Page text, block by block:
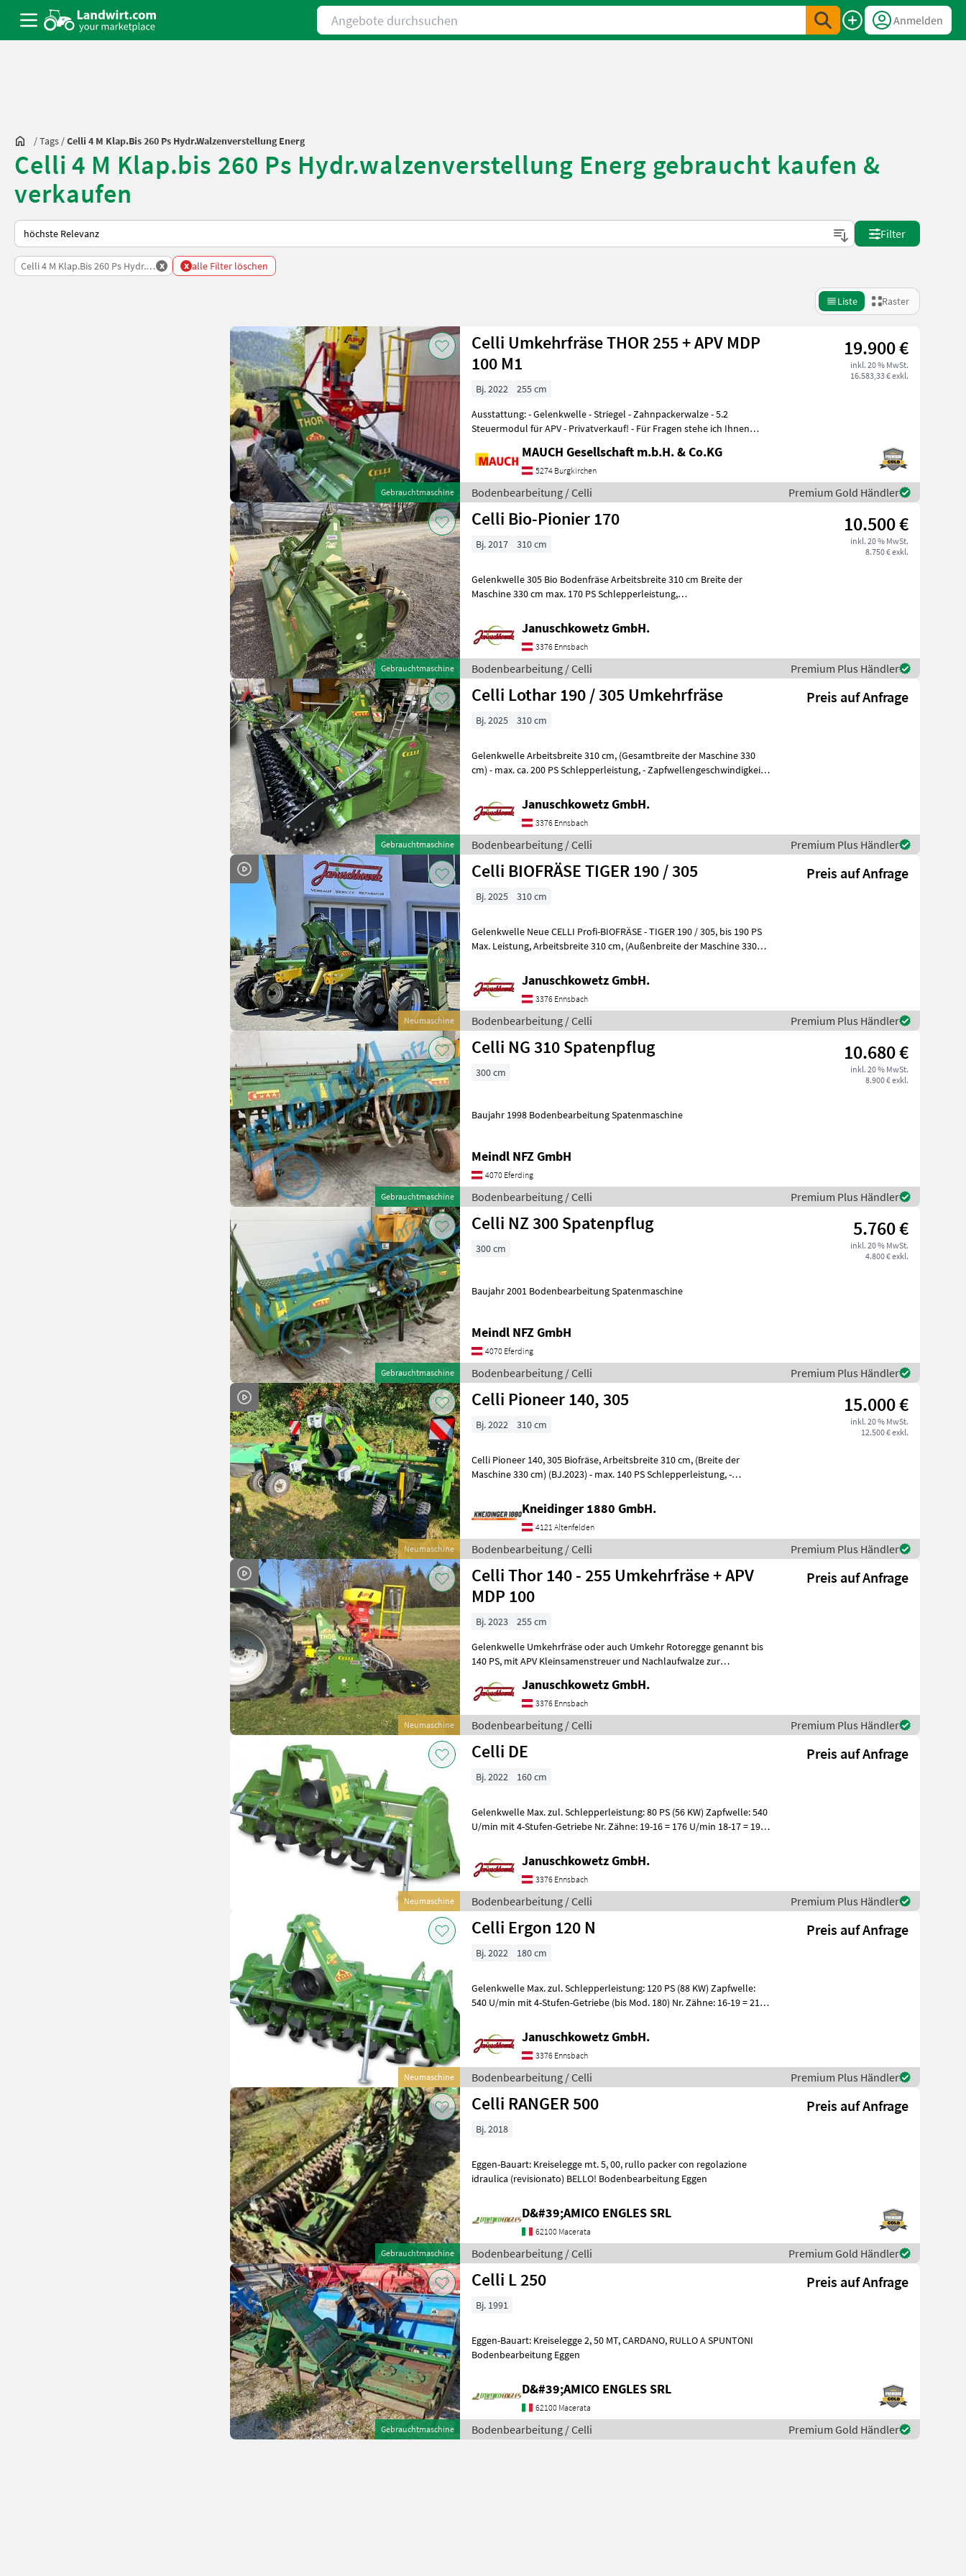
Angebote durchsuchen
Anmelden
/Tags /Celli 4 M Klap.bis 260 Ps Hydr.walzenverstellung Energ
Celli 4 M Klap.bis 260 Ps Hydr.walzenverstellung Energ gebraucht kaufen &
verkaufen
So wird auf Landwirt.com sortiert
Filter
Celli 4 M Klap.bis 260 Ps Hydr.walzenverstellung Energ
x x alle Filter löschen
Liste Raster
Gebrauchtmaschine
Celli Umkehrfräse THOR 255 + APV MDP
100 M1
19.900 €
inkl. 20 % MwSt.
16.583,33 € exkl.
Bj. 2022
255 cm
Ausstattung: - Gelenkwelle - Striegel - Zahnpackerwalze - 5.2
Steuermodul für APV - Privatverkauf! - Für Fragen stehe ich Ihnen
MAUCH Gesellschaft m.b.H. & Co.KG
5274 Burgkirchen
Bodenbearbeitung / Celli Premium Gold Händler
Gebrauchtmaschine
Celli Bio-Pionier 170 10.500 €
inkl. 20 % MwSt.
8.750 € exkl.
Bj. 2017 310 cm
Gelenkwelle 305 Bio Bodenfräse Arbeitsbreite 310 cm Breite der
Maschine 330 cm max. 170 PS Schlepperleistung,
Januschkowetz GmbH.
3376 Ennsbach
Bodenbearbeitung / Celli Premium Plus Händler
Gebrauchtmaschine
Celli Lothar 190 / 305 Umkehrfräse Preis auf Anfrage
Bj. 2025 310 cm
Gelenkwelle Arbeitsbreite 310 cm, (Gesamtbreite der Maschine 330
cm) - max. ca. 200 PS Schlepperleistung, - Zapfwellengeschwindigkeit
Januschkowetz GmbH.
3376 Ennsbach
Bodenbearbeitung / Celli Premium Plus Händler
Neumaschine
Celli BIOFRÄSE TIGER 190 / 305 Preis auf Anfrage
Bj. 2025 310 cm
Gelenkwelle Neue CELLI Profi-BIOFRÄSE - TIGER 190 / 305, bis 190 PS
Max. Leistung, Arbeitsbreite 310 cm, (Außenbreite der Maschine 330
Januschkowetz GmbH.
3376 Ennsbach
Bodenbearbeitung / Celli Premium Plus Händler
Gebrauchtmaschine
Celli NG 310 Spatenpflug 10.680 €
inkl. 20 % MwSt.
8.900 € exkl.
300 cm
Baujahr 1998 Bodenbearbeitung Spatenmaschine
Meindl NFZ GmbH
4070 Eferding
Bodenbearbeitung / Celli Premium Plus Händler
Gebrauchtmaschine
Celli NZ 300 Spatenpflug 5.760 €
inkl. 20 % MwSt.
4.800 € exkl.
300 cm
Baujahr 2001 Bodenbearbeitung Spatenmaschine
Meindl NFZ GmbH
4070 Eferding
Bodenbearbeitung / Celli Premium Plus Händler
Neumaschine
Celli Pioneer 140, 305 15.000 €
inkl. 20 % MwSt.
12.500 € exkl.
Bj. 2022 310 cm
Celli Pioneer 140, 305 Biofräse, Arbeitsbreite 310 cm, (Breite der
Maschine 330 cm) (BJ.2023) - max. 140 PS Schlepperleistung, -
Kneidinger 1880 GmbH.
4121 Altenfelden
Bodenbearbeitung / Celli Premium Plus Händler
Neumaschine
Celli Thor 140 - 255 Umkehrfräse + APV
MDP 100
Preis auf Anfrage
Bj. 2023
255 cm
Gelenkwelle Umkehrfräse oder auch Umkehr Rotoregge genannt bis
140 PS, mit APV Kleinsamenstreuer und Nachlaufwalze zur
Januschkowetz GmbH.
3376 Ennsbach
Bodenbearbeitung / Celli Premium Plus Händler
Neumaschine
Celli DE Preis auf Anfrage
Bj. 2022 160 cm
Gelenkwelle Max. zul. Schlepperleistung: 80 PS (56 KW) Zapfwelle: 540
U/min mit 4-Stufen-Getriebe Nr. Zähne: 19-16 = 176 U/min 18-17 = 197
Januschkowetz GmbH.
3376 Ennsbach
Bodenbearbeitung / Celli Premium Plus Händler
Neumaschine
Celli Ergon 120 N Preis auf Anfrage
Bj. 2022 180 cm
Gelenkwelle Max. zul. Schlepperleistung: 120 PS (88 KW) Zapfwelle:
540 U/min mit 4-Stufen-Getriebe (bis Mod. 180) Nr. Zähne: 16-19 = 218
Januschkowetz GmbH.
3376 Ennsbach
Bodenbearbeitung / Celli Premium Plus Händler
Gebrauchtmaschine
Celli RANGER 500 Preis auf Anfrage
Bj. 2018
Eggen-Bauart: Kreiselegge mt. 5, 00, rullo packer con regolazione
idraulica (revisionato) BELLO! Bodenbearbeitung Eggen
D&#39;AMICO ENGLES SRL
62100 Macerata
Bodenbearbeitung / Celli Premium Gold Händler
Gebrauchtmaschine
Celli L 250 Preis auf Anfrage
Bj. 1991
Eggen-Bauart: Kreiselegge 2, 50 MT, CARDANO, RULLO A SPUNTONI
Bodenbearbeitung Eggen
D&#39;AMICO ENGLES SRL
62100 Macerata
Bodenbearbeitung / Celli Premium Gold Händler